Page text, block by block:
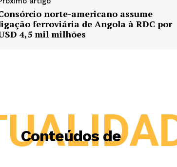
norte-americano assume
ferroviária de Angola à RDC por
4,5 mil milhões
Conteúdos de